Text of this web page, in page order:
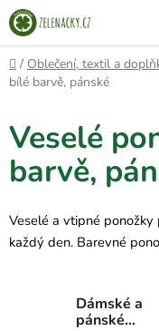
Přejít
na
obsah
Domů
/ Oblečení, textil a
bílé barvě, pánské
Veselé
barvě,
Veselé a vtipné
každý den. Barevné
Dámské a
pánské